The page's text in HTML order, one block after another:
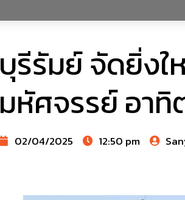
บุรีรัมย์ จัดยิ่ง
มหัศจรรย์ อาทิ
02/04/2025 12:50 pm